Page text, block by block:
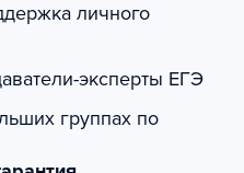
личного
эксперты ЕГЭ
группах по